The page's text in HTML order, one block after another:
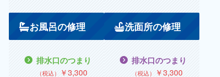
お風呂の修理
排水口のつまり
（税込）
￥3,300
洗面所の修理
排水口のつまり
（税込）
￥3,300